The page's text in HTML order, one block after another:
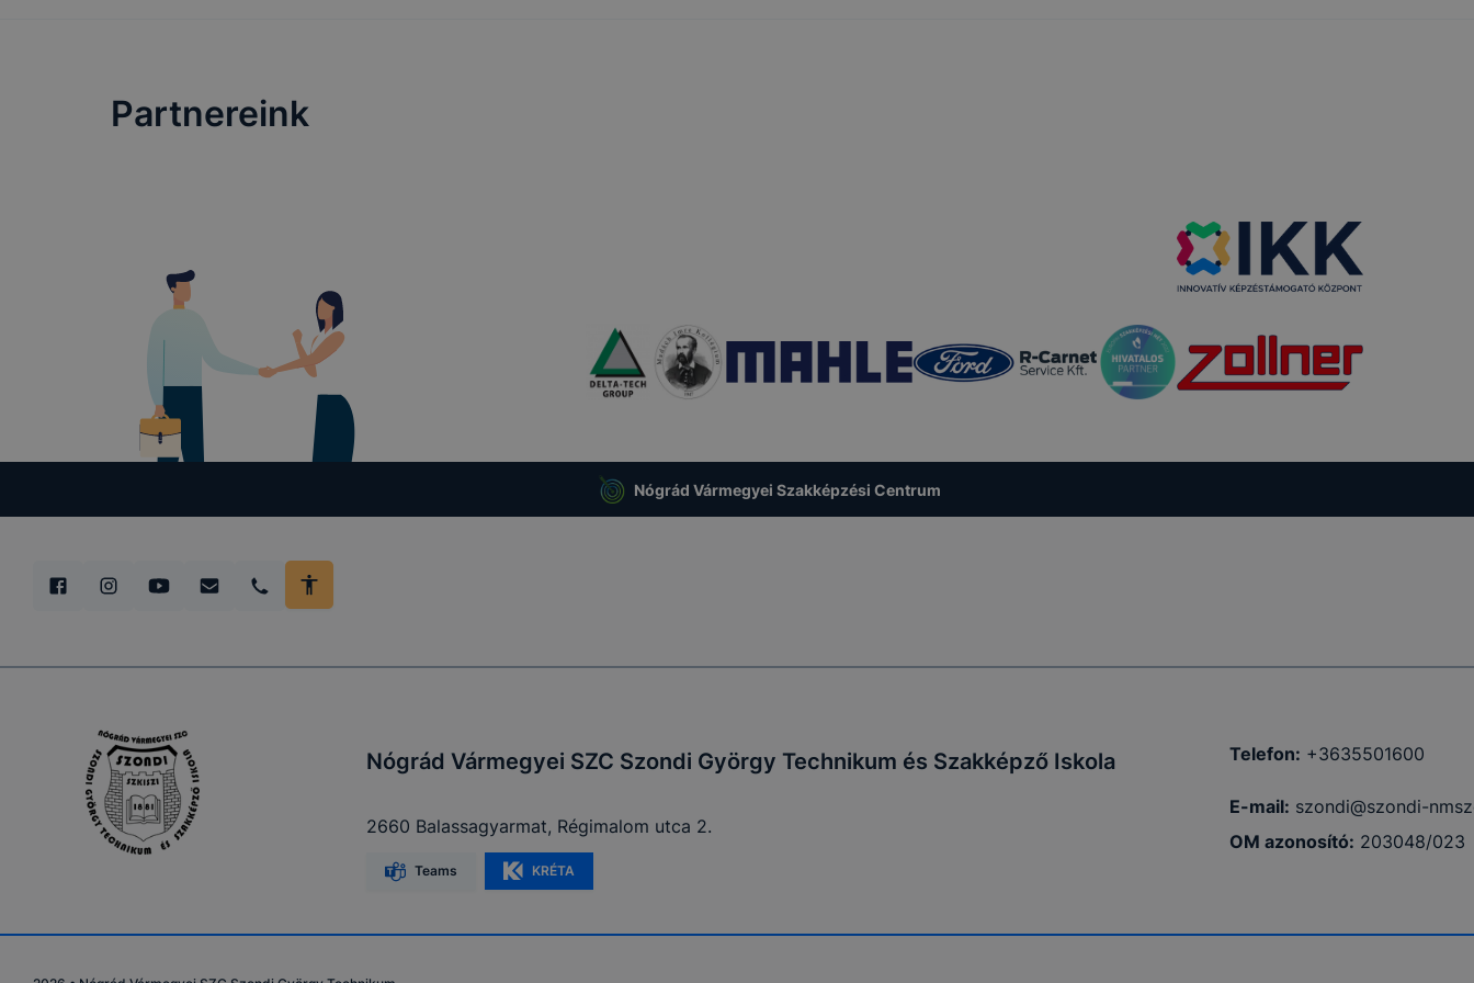
Partnereink
Nógrád Vármegyei Szakképzési Centrum
Nógrád Vármegyei SZC Szondi György Technikum és Szakképző Iskola
2660 Balassagyarmat, Régimalom utca 2.
Teams KRÉTA
Telefon: +3635501600
E-mail: szondi@szondi-
OM azonosító: 203048/023